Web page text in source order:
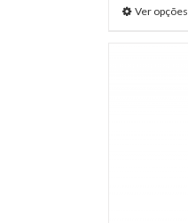
Ver opções